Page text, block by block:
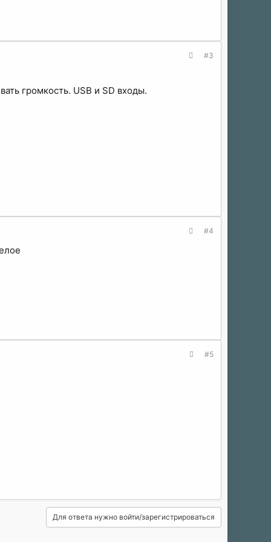
#3
громкость. USB и SD входы.
#4
#5
Для ответа нужно войти/зарегистрироваться